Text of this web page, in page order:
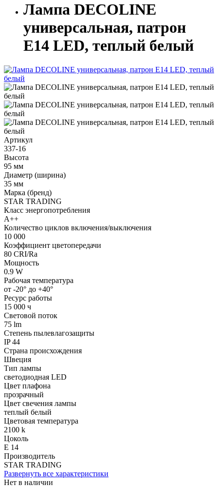
Лампа DECOLINE
универсальная, патрон
Е14 LED, теплый белый
Артикул
337-16
Высота
95 мм
Диаметр (ширина)
35 мм
Марка (бренд)
STAR TRADING
Класс энергопотребления
А++
Количество циклов включения/выключения
10 000
Коэффициент цветопередачи
80 CRI/Ra
Мощность
0.9 W
Рабочая температура
от -20° до +40°
Ресурс работы
15 000 ч
Световой поток
75 lm
Степень пылевлагозащиты
IP 44
Страна происхождения
Швеция
Тип лампы
светодиодная LED
Цвет плафона
прозрачный
Цвет свечения лампы
теплый белый
Цветовая температура
2100 k
Цоколь
Е 14
Производитель
STAR TRADING
Развернуть все характеристики
Нет в наличии